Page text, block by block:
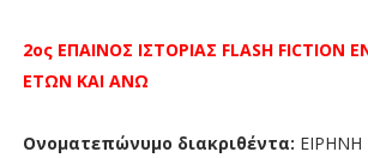
2ος ΕΠΑΙΝΟΣ ΙΣΤΟΡΙΑΣ FLASH FICTION
ΕΤΩΝ ΚΑΙ ΑΝΩ
Ονοματεπώνυμο διακριθέντα: